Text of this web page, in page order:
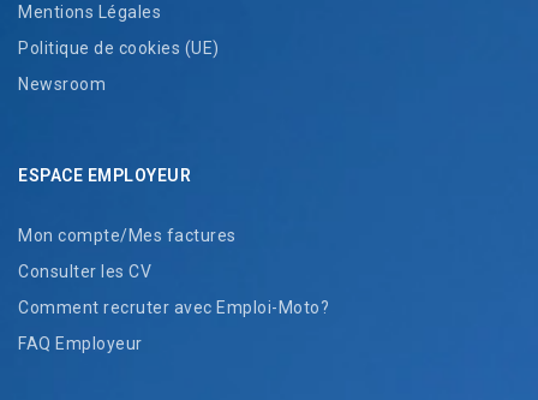
Mentions Légales
Politique de cookies (UE)
Newsroom
ESPACE EMPLOYEUR
Mon compte/Mes factures
Consulter les CV
Comment recruter avec Emploi-Moto?
FAQ Employeur